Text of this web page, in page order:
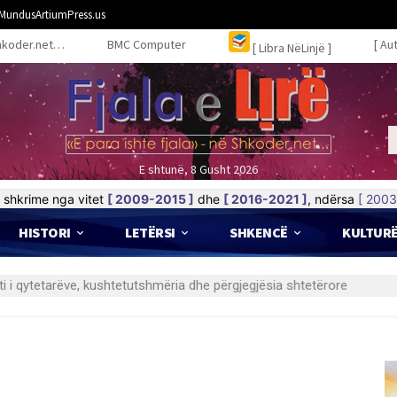
BMC Computer [ Libra NëLinjë ] [
E shtunë, 8 Gusht 2026
nga vitet [ 2009-2015 ] dhe [ 2016-2021 ], ndërsa [
HISTORI LETËRSI SHKENCË